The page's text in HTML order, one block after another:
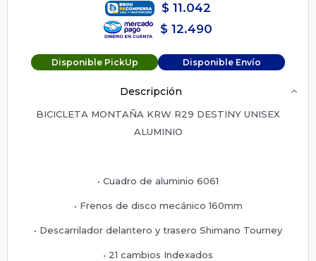
$ 11.042
$ 12.490
Disponible PickUp Disponible Envío
Descripción
BICICLETA MONTAÑA KRW R29 DESTINY UNISEX
ALUMINIO
• Cuadro de aluminio 6061
• Frenos de disco mecánico 160mm
• Descarrilador delantero y trasero Shimano Tourney
• 21 cambios Indexados